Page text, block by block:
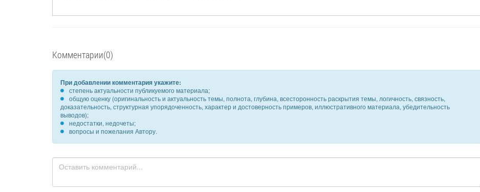
Комментарии(0)
При добавлении комментария укажите:
степень актуальности публикуемого материала;
общую оценку (оригинальность и актуальность темы, полнота, глубина, всесторонность раскрытия темы, логичность, связность,
доказательность, структурная упорядоченность, характер и достоверность примеров, иллюстративного материала, убедительность
выводов);
недостатки, недочеты;
вопросы и пожелания Автору.